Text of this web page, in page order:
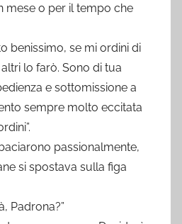
mese o per il tempo che
benissimo, se mi ordini di
lo farò. Sono di tua
e sottomissione a
sempre molto eccitata
passionalmente,
si spostava sulla figa
Padrona?”